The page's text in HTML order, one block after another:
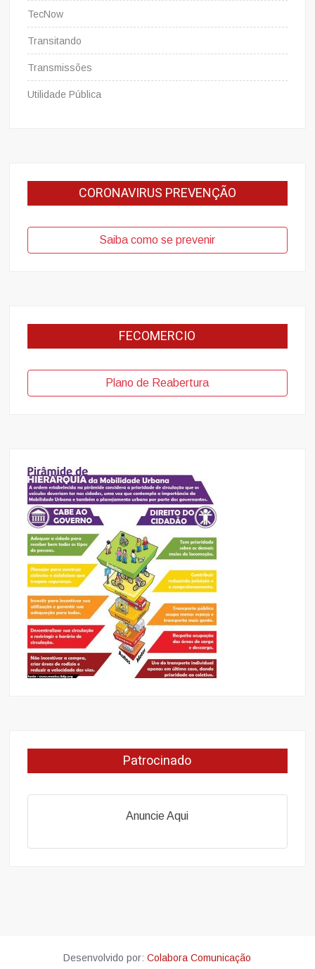
TecNow
Transitando
Transmissões
Utilidade Pública
CORONAVIRUS PREVENÇÃO
Saiba como se prevenir
FECOMERCIO
Plano de Reabertura
Patrocinado
Anuncie Aqui
Desenvolvido por:Colabora Comunicação